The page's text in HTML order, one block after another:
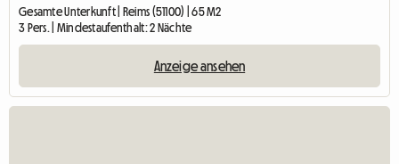
Gesamte Unterkunft | Reims (51100) | 65 M2
3 Pers. | Mindestaufenthalt: 2 Nächte
Anzeige ansehen